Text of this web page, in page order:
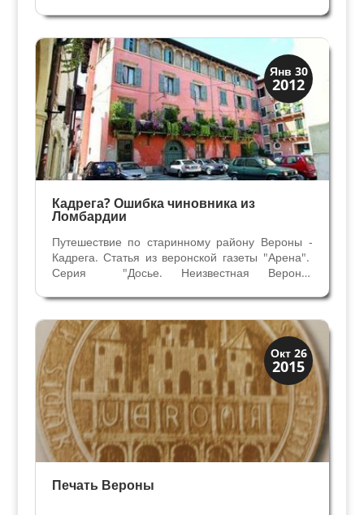
их хранить и переносить. В античной Греции
для хранения монет использовали кожаные
мешочки, поэтому...
Янв 30
2012
Скрытая Верона
Улицы и площади
Кадрега? Ошибка чиновника из
Ломбардии
Путешествие по старинному району Вероны -
Кадрега. Статья из веронской газеты "Арена".
Серия "Досье. Неизвестная Верона"
церквью Св. Эуфемии расположен древнейший
район Карега. В центре города среди узких
улочек открываются...
Окт 26
2015
Верона
Средневековая
Печать Вероны